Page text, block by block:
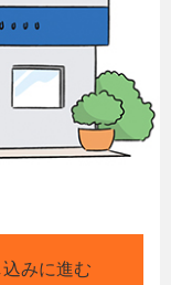
みに進む